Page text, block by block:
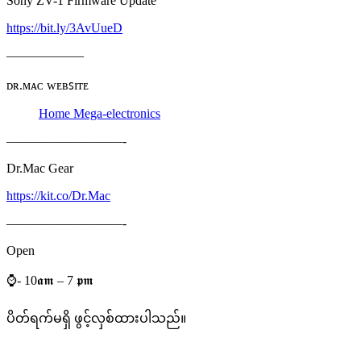
https://bit.ly/3AvUueD
——————
ᴅʀ.ᴍᴀᴄ ᴡᴇʙꜱɪᴛᴇ
Home Mega-electronics
—————————-
Dr.Mac Gear
https://kit.co/Dr.Mac
—————————-
Open
⌚️- 10𝖆𝖒 – 7 𝖕𝖒
ပိတ်ရက်မရှိ ဖွင့်လှစ်ထားပါသည်။